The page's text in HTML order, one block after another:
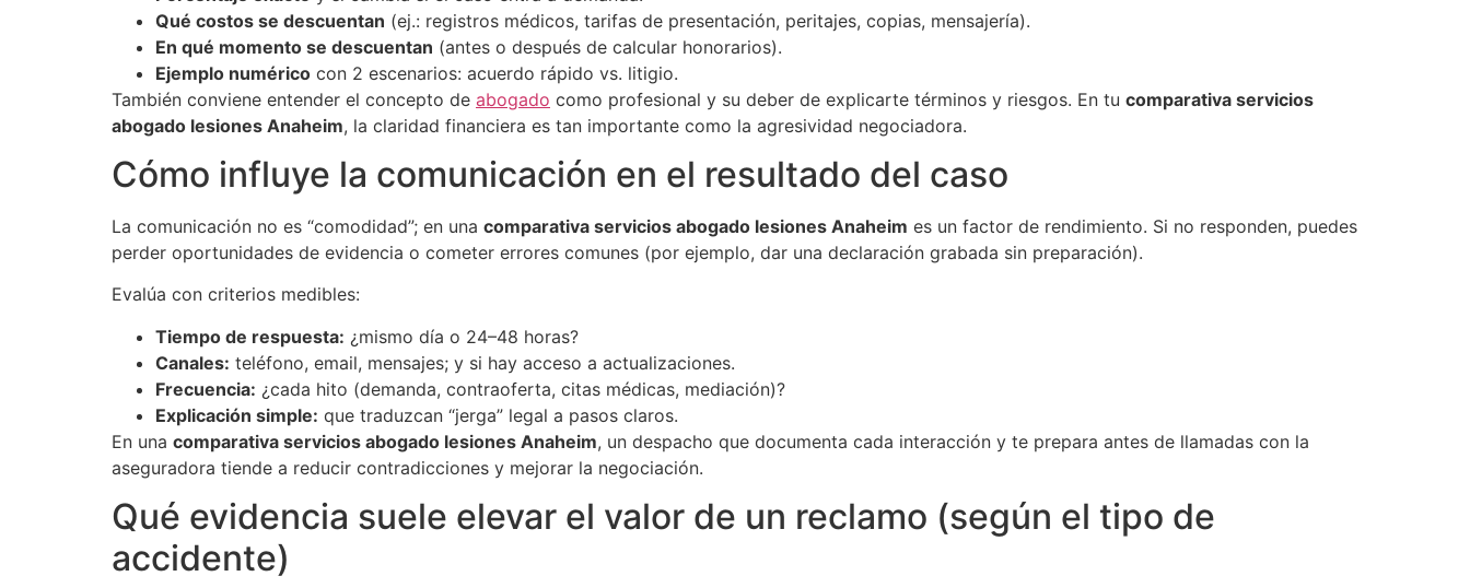
Qué costos se descuentan (ej.: registros médicos, tarifas de presentación, peritajes, copias, mensajería).
En qué momento se descuentan (antes o después de calcular honorarios).
Ejemplo numérico con 2 escenarios: acuerdo rápido vs. litigio.
También conviene entender el concepto de abogado como profesional y su deber de explicarte términos y riesgos. En tu comparativa servicios
abogado lesiones Anaheim, la claridad financiera es tan importante como la agresividad negociadora.
Cómo influye la comunicación en el resultado del caso
La comunicación no es “comodidad”; en una comparativa servicios abogado lesiones Anaheim es un factor de rendimiento. Si no responden, puedes
perder oportunidades de evidencia o cometer errores comunes (por ejemplo, dar una declaración grabada sin preparación).
Evalúa con criterios medibles:
Tiempo de respuesta: ¿mismo día o 24–48 horas?
Canales: teléfono, email, mensajes; y si hay acceso a actualizaciones.
Frecuencia: ¿cada hito (demanda, contraoferta, citas médicas, mediación)?
Explicación simple: que traduzcan “jerga” legal a pasos claros.
En una comparativa servicios abogado lesiones Anaheim, un despacho que documenta cada interacción y te prepara antes de llamadas con la
aseguradora tiende a reducir contradicciones y mejorar la negociación.
Qué evidencia suele elevar el valor de un reclamo (según el tipo de
accidente)